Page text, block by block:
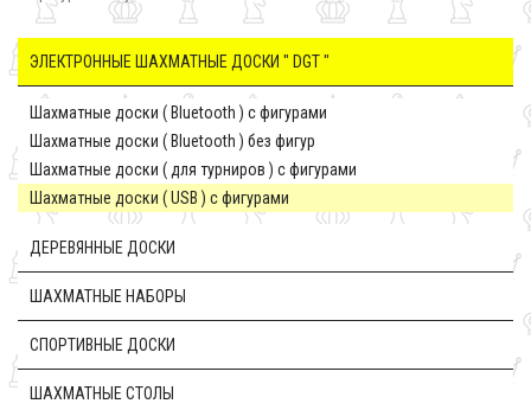
ЭЛЕКТРОННЫЕ ШАХМАТНЫЕ ДОСКИ " DGT "
Шахматные доски ( Bluetooth ) с фигурами
Шахматные доски ( Bluetooth ) без фигур
Шахматные доски ( для турниров ) c фигурами
Шахматные доски ( USB ) с фигурами
ДЕРЕВЯННЫЕ ДОСКИ
ШАХМАТНЫЕ НАБОРЫ
CПОРТИВНЫЕ ДОСКИ
ШАХМАТНЫЕ СТОЛЫ